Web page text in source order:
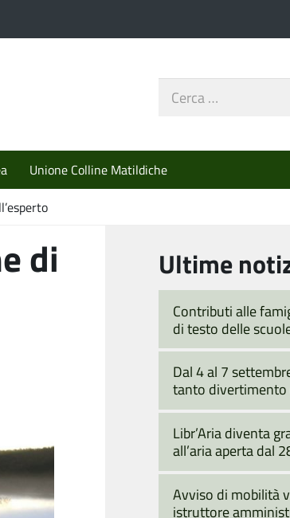
Cerca
Unione Colline Matildiche
di Ultime
Contributi alle
di testo delle
Dal 4 al 7
tanto divertimento
Libr’Aria diventa
all’aria aperta dal
Avviso di mobilità
istruttore